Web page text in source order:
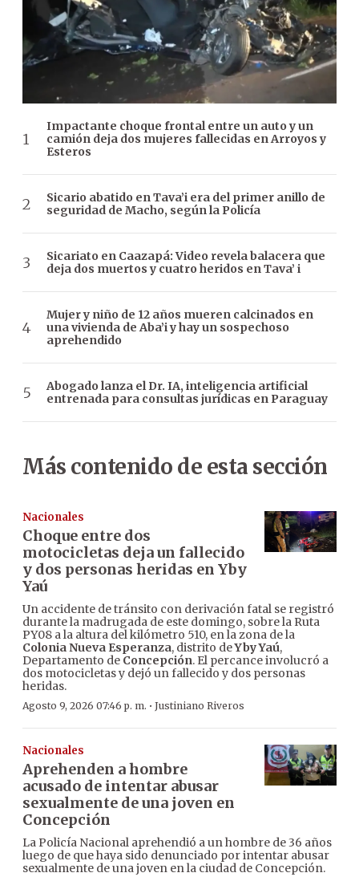
Impactante choque frontal entre un auto y un
camión deja dos mujeres fallecidas en Arroyos y
Esteros
Sicario abatido en Tava’i era del primer anillo de
seguridad de Macho, según la Policía
Sicariato en Caazapá: Video revela balacera que
deja dos muertos y cuatro heridos en Tava’ i
Mujer y niño de 12 años mueren calcinados en
una vivienda de Aba’i y hay un sospechoso
aprehendido
Abogado lanza el Dr. IA, inteligencia artificial
entrenada para consultas jurídicas en Paraguay
Más contenido de esta sección
Nacionales
Choque entre dos
motocicletas deja un fallecido
y dos personas heridas en Yby
Yaú
Un accidente de tránsito con derivación fatal se registró
durante la madrugada de este domingo, sobre la Ruta
PY08 a la altura del kilómetro 510, en la zona de la
Colonia Nueva Esperanza, distrito deYby Yaú,
Departamento de Concepción. El percance involucró a
dos motocicletas y dejó un fallecido y dos personas
heridas.
Agosto 9, 2026 07:46 p. m. · Justiniano Riveros
Nacionales
Aprehenden a hombre
acusado de intentar abusar
sexualmente de una joven en
Concepción
La Policía Nacional aprehendió a un hombre de 36 años
luego de que haya sido denunciado por intentar abusar
sexualmente de una joven en la ciudad de Concepción.